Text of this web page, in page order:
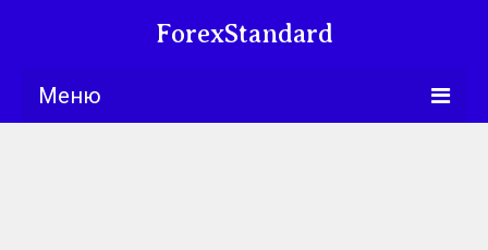
ForexStandard
Меню